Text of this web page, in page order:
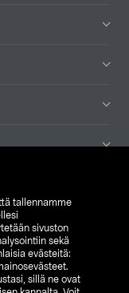
tallennamme
sivuston
sekä
evästeitä:
sillä ne ovat